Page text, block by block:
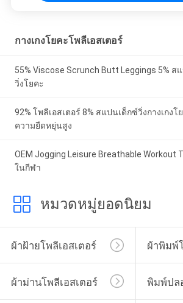
กางเกงโยคะโพลีเอสเตอร์
55% Viscose Scrunch Butt Leggings 5% ส
วิ่งโยคะ
92% โพลีเอสเตอร์ 8% สแปนเด็กซ์วิ่งกางเกง
ความยืดหยุ่นสูง
OEM Jogging Leisure Breathable
ในกีฬา
หมวดหมู่ยอดนิยม
ผ้าฝ้ายโพลีเอสเตอร์ ผ้าพิมพ์
ผ้าม่านโพลีเอสเตอร์ พิมพ์ปล